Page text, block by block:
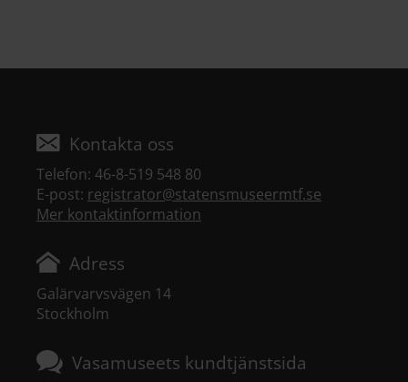
Kontakta oss
Telefon: 46-8-519 548 80
E-post: registrator@statensmuseermtf.se
Mer kontaktinformation
Adress
Galärvarvsvägen 14
Stockholm
Vasamuseets kundtjänstsida